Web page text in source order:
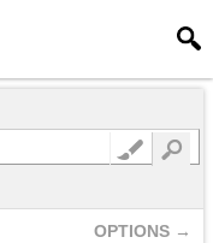
OPTIONS →